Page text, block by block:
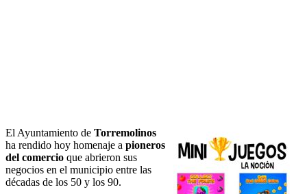
El Ayuntamiento de Torremolinos
ha rendido hoy homenaje a pioneros
del comercio que abrieron sus
negocios en el municipio entre las
décadas de los 50 y los 90.